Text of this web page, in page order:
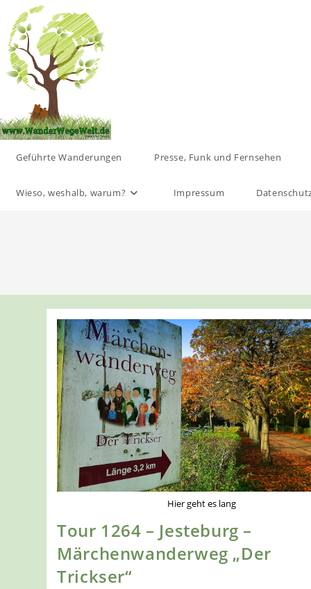
Inhalt
springen
Geführte Wanderungen Presse, Funk und Fernsehen
Wieso, weshalb, warum? Impressum
Hier geht es lang
Tour 1264 – Jesteburg –
Märchenwanderweg „Der
Trickser“